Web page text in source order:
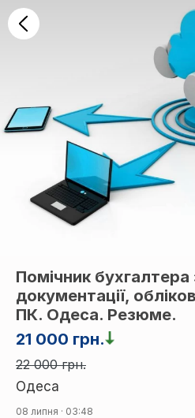
21 000 грн.
22 000 грн.
Помічник бухгалтера
документації,
ПК. Одеса. Резюме.
Одеса
08 липня · 03:48